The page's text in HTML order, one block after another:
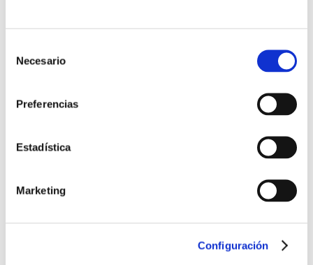
Necesario
Preferencias
Estadística
Marketing
Configuración
Noticias UNE
Las ventajas de la normalización, en campaña